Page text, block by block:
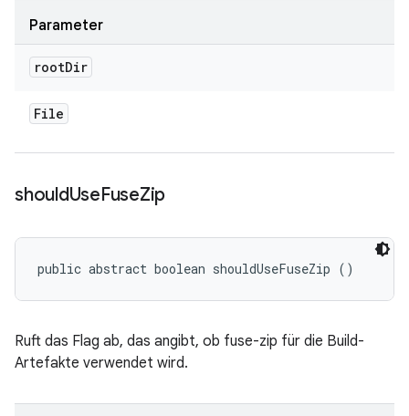
Parameter
rootDir
File
shouldUseFuseZip
public abstract boolean shouldUseFuseZip ()
Ruft das Flag ab, das angibt, ob fuse-zip für die Build-
Artefakte verwendet wird.